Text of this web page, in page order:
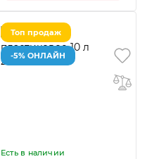
Топ продаж
-5% ОНЛАЙН
Есть в наличии